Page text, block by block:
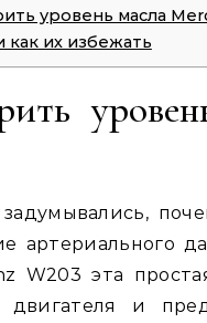
уровень масла
их избежать
артериального
W203 эта
и